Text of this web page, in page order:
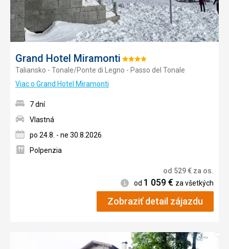
Grand Hotel Miramonti Hodnotenie:
4/5
Taliansko - Tonale/Ponte di Legno - Passo del Tonale
Viac o Grand Hotel Miramonti
7 dní
Vlastná
po 24.8. - ne 30.8.2026
Polpenzia
od 529€ za os.
Informácie
od 1 059€ za všetkých
Zobraziť detail zájazdu